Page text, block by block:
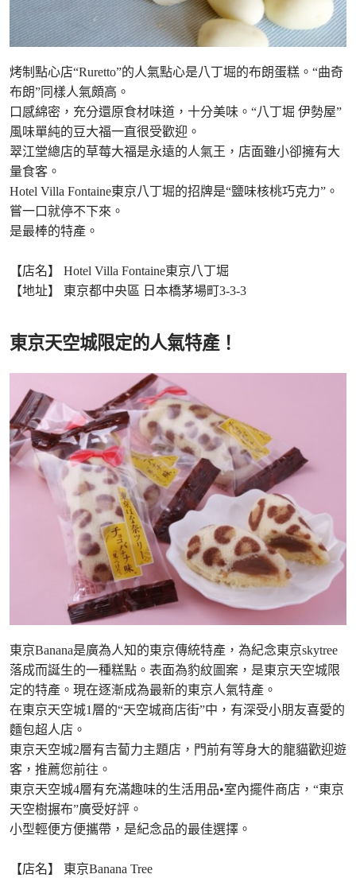
烤制點心店“Ruretto”的人氣點心是八丁堀的布朗蛋糕。“曲奇
布朗”同樣人氣頗高。
口感綿密，充分還原食材味道，十分美味。“八丁堀 伊勢屋”
風味單純的豆大福一直很受歡迎。
翠江堂總店的草莓大福是永遠的人氣王，店面雖小卻擁有大
量食客。
Hotel Villa Fontaine東京八丁堀的招牌是“鹽味核桃巧克力”。
嘗一口就停不下來。
是最棒的特產。
【店名】 Hotel Villa Fontaine東京八丁堀
【地址】 東京都中央區 日本橋茅場町3-3-3
東京天空城限定的人氣特產！
東京Banana是廣為人知的東京傳統特產，為紀念東京skytree
落成而誕生的一種糕點。表面為豹紋圖案，是東京天空城限
定的特產。現在逐漸成為最新的東京人氣特產。
在東京天空城1層的“天空城商店街”中，有深受小朋友喜愛的
麵包超人店。
東京天空城2層有吉蔔力主題店，門前有等身大的龍貓歡迎遊
客，推薦您前往。
東京天空城4層有充滿趣味的生活用品•室內擺件商店，“東京
天空樹搌布”廣受好評。
小型輕便方便攜帶，是紀念品的最佳選擇。
【店名】 東京Banana Tree